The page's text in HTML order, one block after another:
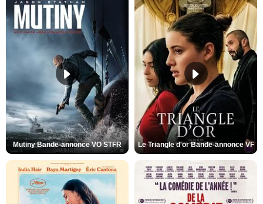
Mutiny Bande-annonce VO STFR Le Triangle d'or Bande-annonce VF